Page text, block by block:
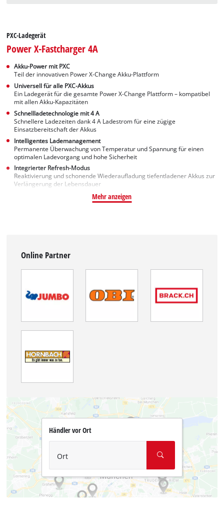
PXC-Ladegerät
Power X-Fastcharger 4A
Akku-Power mit PXC
Teil der innovativen Power X-Change Akku-Plattform
Universell für alle PXC-Akkus
Ein Ladegerät für die gesamte Power X-Change Plattform – kompatibel
mit allen Akku-Kapazitäten
Schnellladetechnologie mit 4 A
Schnellere Ladezeiten dank 4 A Ladestrom für eine zügige
Einsatzbereitschaft der Akkus
Intelligentes Lademanagement
Permanente Überwachung von Temperatur und Spannung für einen
optimalen Ladevorgang und hohe Sicherheit
Integrierter Refresh-Modus
Reaktivierung und schonende Wiederaufladung tiefentladener Akkus zur
Verlängerung der Lebensdauer
Mehr anzeigen
Online Partner
Händler vor Ort
Ort